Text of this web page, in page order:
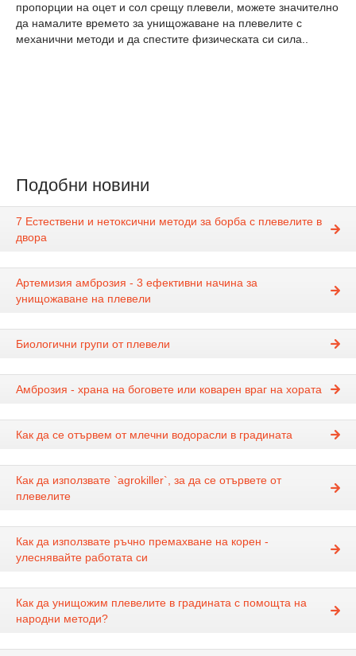
пропорции на оцет и сол срещу плевели, можете значително
да намалите времето за унищожаване на плевелите с
механични методи и да спестите физическата си сила..
Подобни новини
7 Естествени и нетоксични методи за борба с плевелите в
двора
Артемизия амброзия - 3 ефективни начина за
унищожаване на плевели
Биологични групи от плевели
Амброзия - храна на боговете или коварен враг на хората
Как да се отървем от млечни водорасли в градината
Как да използвате `agrokiller`, за да се отървете от
плевелите
Как да използвате ръчно премахване на корен -
улеснявайте работата си
Как да унищожим плевелите в градината с помощта на
народни методи?